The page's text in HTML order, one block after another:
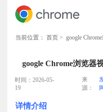
当前位置： 首页 > google
google Chrome浏览器
时间：2026-05-
19
来
源：
详情介绍